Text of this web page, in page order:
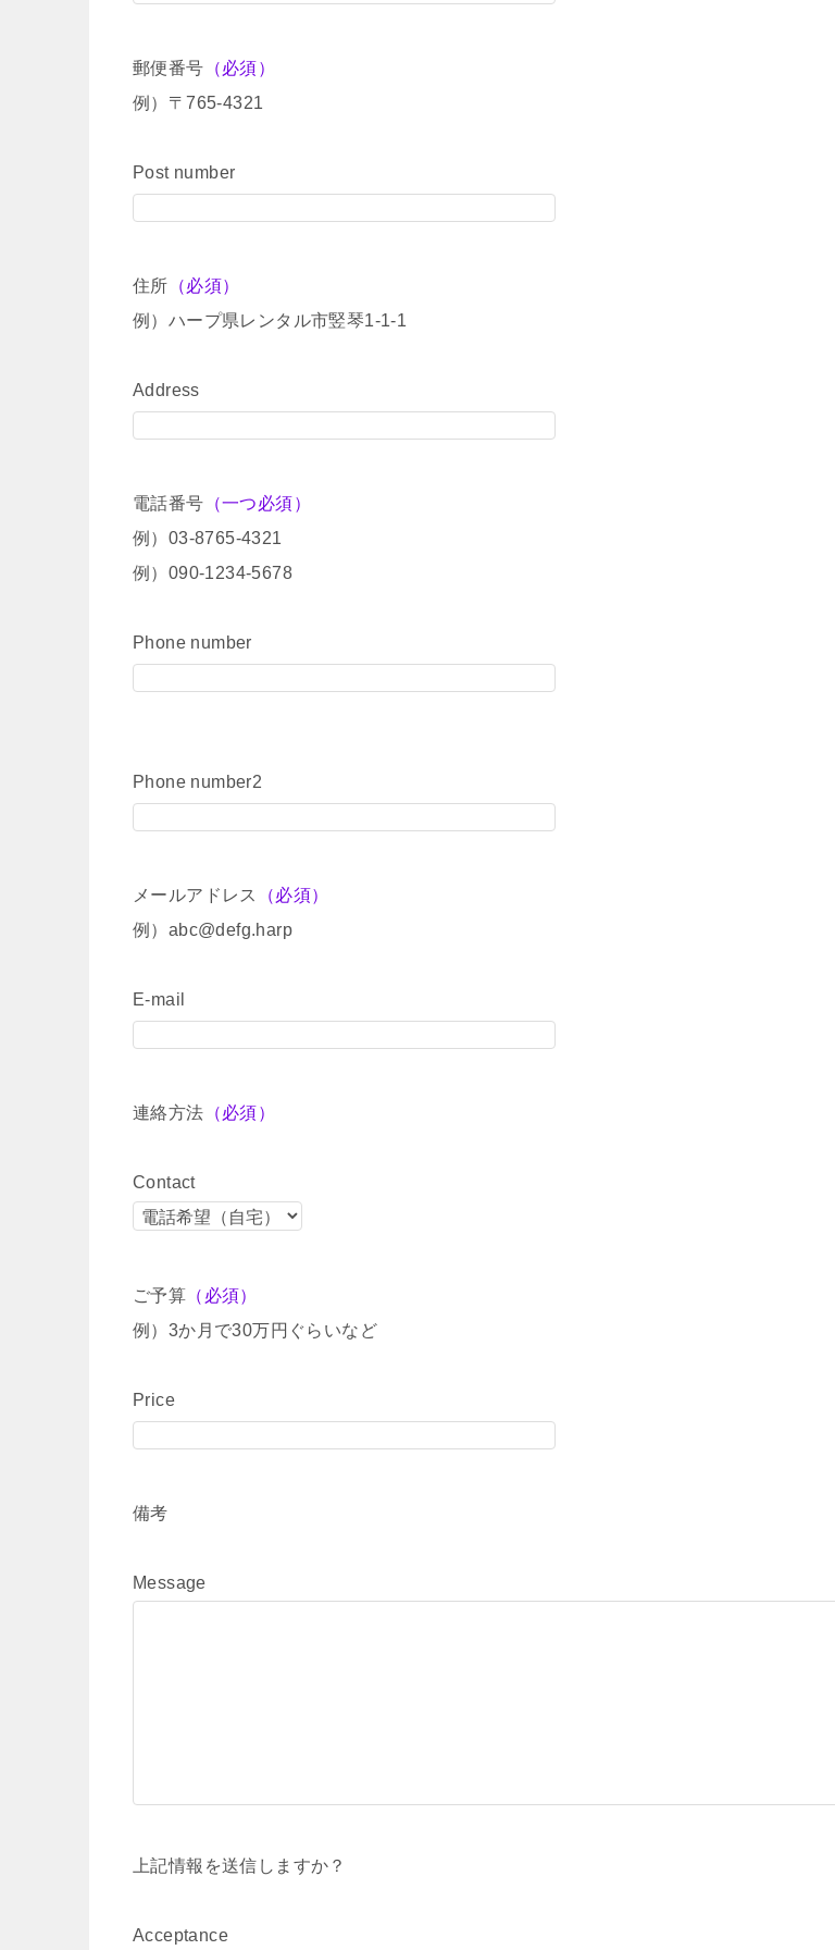
郵便番号 （必須）
例）〒765-4321
Post number
住所 （必須）
例）ハープ県レンタル市竪琴1-1-1
Address
電話番号 （一つ必須）
例）03-8765-4321
例）090-1234-5678
Phone number
Phone number2
メールアドレス
（必須）
例）abc@defg.harp
E-mail
連絡方法 （必須）
Contact
ご予算 （必須）
例）3か月で30万円ぐらいなど
Price
備考
Message
上記情報を送信しますか？
Acceptance